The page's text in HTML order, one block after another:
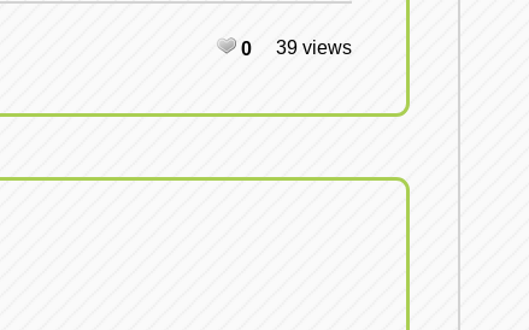
0 39 views